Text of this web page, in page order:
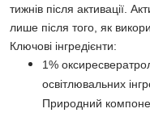
тижнів після активації.
лише після того, як
Ключові інгредієнти:
1%
освітлювальних
Природний